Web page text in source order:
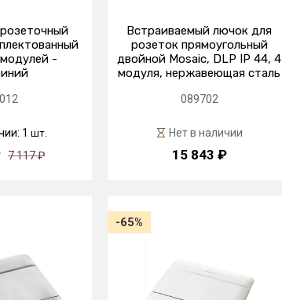
-
1шт.
7 117 ₽
Встраиваемый лючок для
розеток прямоугольный
двойной Mosaic, DLP IP 44, 4
модуля, нержавеющая сталь
089702
Нет в наличии
15 843 ₽
-65%